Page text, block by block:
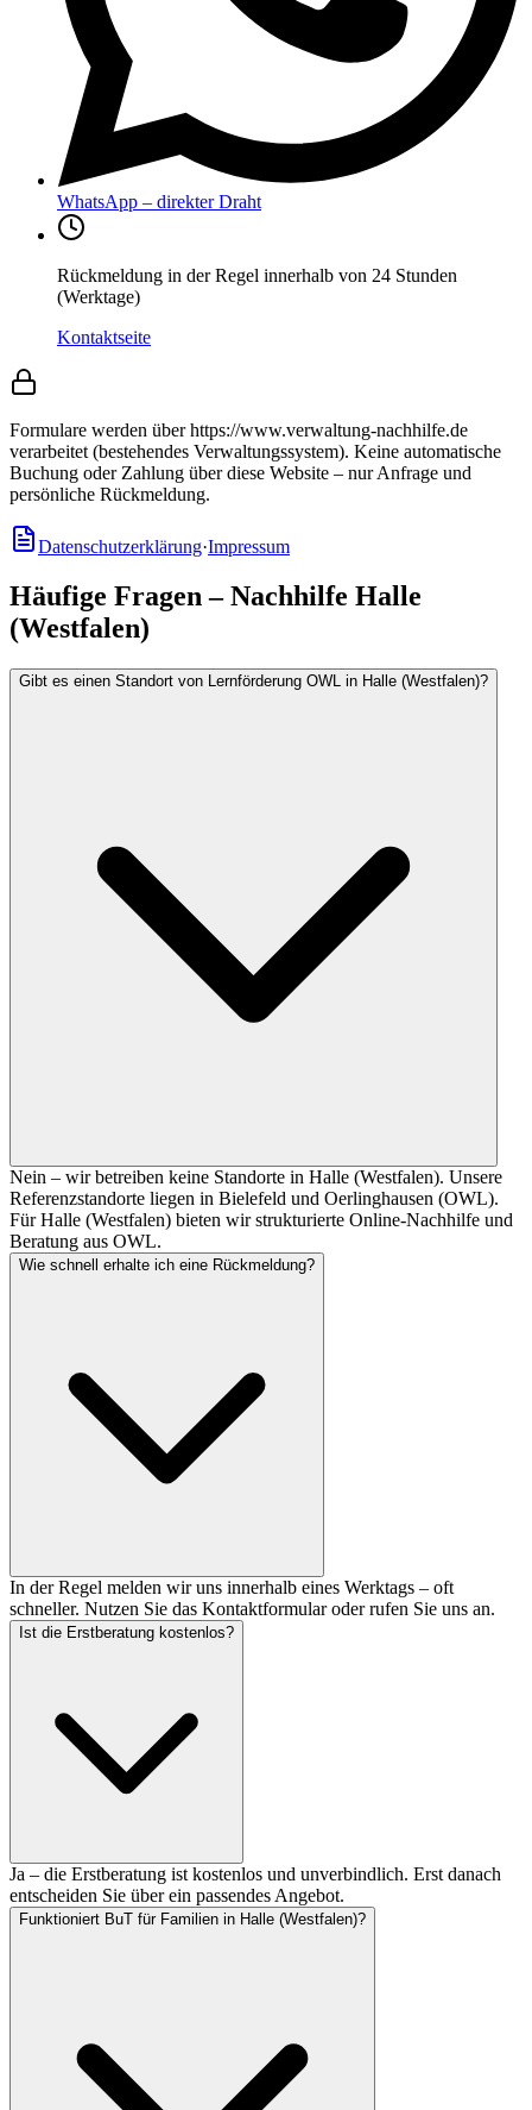
WhatsApp – direkter Draht
Rückmeldung in der Regel innerhalb von 24 Stunden
(Werktage)
Kontaktseite
Formulare werden über https://www.verwaltung-nachhilfe.de
verarbeitet (bestehendes Verwaltungssystem). Keine automatische
Buchung oder Zahlung über diese Website – nur Anfrage und
persönliche Rückmeldung.
Datenschutzerklärung·Impressum
Häufige Fragen – Nachhilfe Halle
(Westfalen)
Gibt es einen Standort von Lernförderung OWL in Halle (Westfalen)?
Nein – wir betreiben keine Standorte in Halle (Westfalen). Unsere
Referenzstandorte liegen in Bielefeld und Oerlinghausen (OWL).
Für Halle (Westfalen) bieten wir strukturierte Online-Nachhilfe und
Beratung aus OWL.
Wie schnell erhalte ich eine Rückmeldung?
In der Regel melden wir uns innerhalb eines Werktags – oft
schneller. Nutzen Sie das Kontaktformular oder rufen Sie uns an.
Ist die Erstberatung kostenlos?
Ja – die Erstberatung ist kostenlos und unverbindlich. Erst danach
entscheiden Sie über ein passendes Angebot.
Funktioniert BuT für Familien in Halle (Westfalen)?